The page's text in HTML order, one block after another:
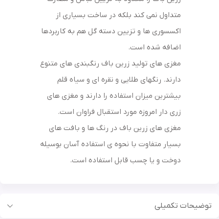
متداول نمی کند بلکه در ساخت بسیاری از
اکسسوری ها و تزیین دسته گل هم به کاربردها
اضافه شده است.
مغزی های تولید زرین باف رنگبندی های متنوع
دارند. رنگهای طلایی و نقره ای و سیاه قلم
بیشترین میزان استفاده را دارند و مغزی های
زری دار امروزه مورد استقبال فراوان است.
مغزی های زرین باف در رنگ ها و بافت های
بسیار متفاوت با نحوه ی استفاده آسان بوسیله
دوخت و یا چسب قابل استفاده است.
توضیحات تکمیلی